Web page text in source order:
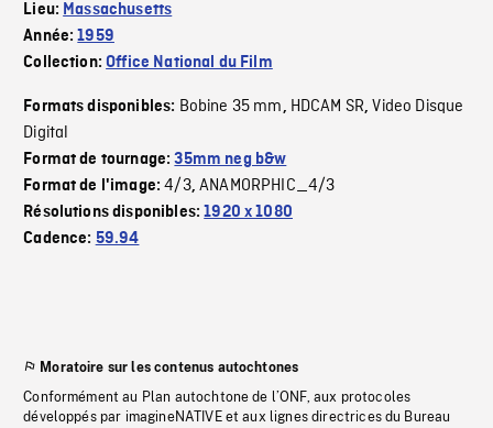
Lieu: Massachusetts
Année:1959
Collection:Office National du Film
Formats disponibles: Bobine 35 mm, HDCAM SR,Video Disque
Digital
Format de tournage:35mm neg b&w
Format de l'image:4/3,ANAMORPHIC_4/3
Résolutions disponibles:1920 x 1080
Cadence: 59.94
Moratoire sur les contenus autochtones
Conformément au Plan autochtone de l’ONF, aux protocoles
développés par imagineNATIVE et aux lignes directrices du Bureau